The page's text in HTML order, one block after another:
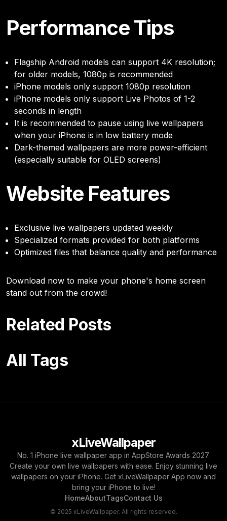
Performance Tips
Flagship Android models can support 4K resolution;
for older models, 1080p is recommended
iPhone models only support 1080p resolution
iPhone models only support Live Photos of 1-2
seconds in length
It is recommended to pause using live wallpapers
when your iPhone is in low battery mode
Dark-themed wallpapers are more power-efficient
(especially suitable for OLED screens)
Website Features
Exclusive live wallpapers updated weekly
Specialized formats provided for both platforms
Optimized files that balance quality and performance
Download now to make your phone's home screen
stand out from the crowd!
Related Posts
All Tags
xLiveWallpaper
No. 1 iPhone live wallpaper app in AppStore Awards 2027.
Create your own live wallpapers with ease. Enjoy stunning live
wallpapers on your iPhone. Get xLiveWallpaper App now and
bring your iPhone to live!
HomeAboutTagsContact Us
© 2025 xLiveWallpaper. All rights reserved.